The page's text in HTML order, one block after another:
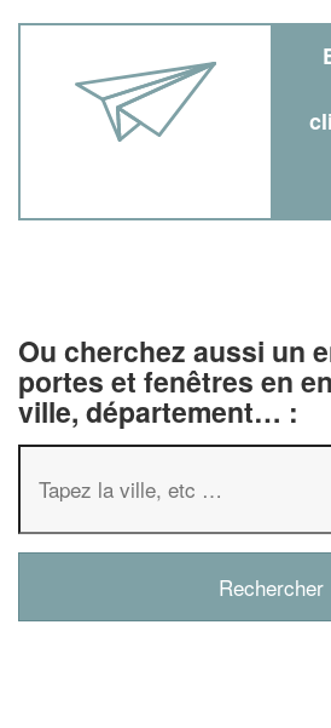
Ou cherchez aussi un
portes et fenêtres en
ville, département… :